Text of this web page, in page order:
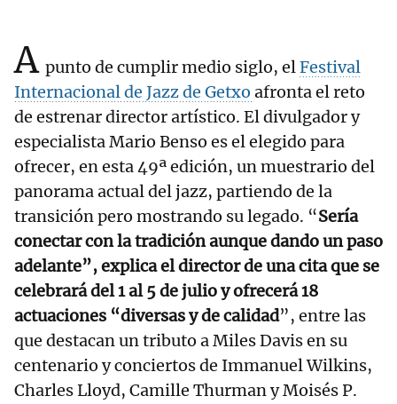
A punto de cumplir medio siglo, elFestival
Internacional de Jazz de Getxo afronta el reto
de estrenar director artístico. El divulgador y
especialista Mario Benso es el elegido para
ofrecer, en esta 49ª edición, un muestrario del
panorama actual del jazz, partiendo de la
transición pero mostrando su legado. “Sería
conectar con la tradición aunque dando un paso
adelante”, explica el director de una cita que se
celebrará del 1 al 5 de julio y ofrecerá 18
actuaciones “diversas y de calidad”, entre las
que destacan un tributo a Miles Davis en su
centenario y conciertos de Immanuel Wilkins,
Charles Lloyd, Camille Thurman y Moisés P.